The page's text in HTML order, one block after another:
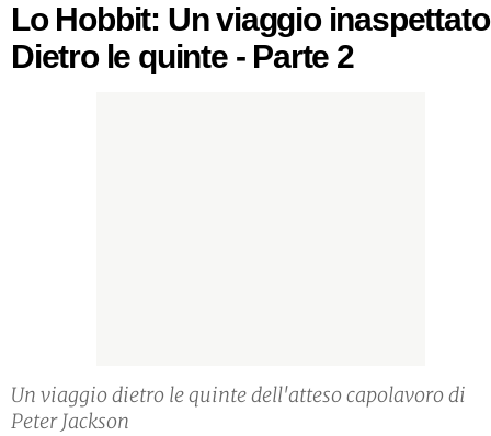
Lo Hobbit: Un viaggio
Dietro le quinte - Parte 2
Un viaggio dietro le quinte dell'atteso capolavoro di
Peter Jackson